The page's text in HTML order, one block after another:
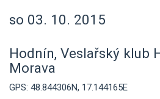
so 03. 10. 2015
Hodnín, Veslařský klub
Morava
GPS: 48.844306N, 17.144165E